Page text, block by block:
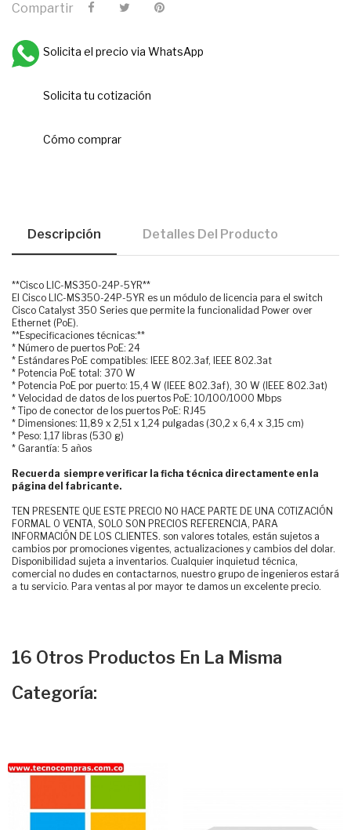
Compartir
Solicita el precio via WhatsApp
Solicita tu cotización
Cómo comprar
Descripción Detalles Del Producto
**Cisco LIC-MS350-24P-5YR**
El Cisco LIC-MS350-24P-5YR es un módulo de licencia para el switch
Cisco Catalyst 350 Series que permite la funcionalidad Power over
Ethernet (PoE).
**Especificaciones técnicas:**
* Número de puertos PoE: 24
* Estándares PoE compatibles: IEEE 802.3af, IEEE 802.3at
* Potencia PoE total: 370 W
* Potencia PoE por puerto: 15,4 W (IEEE 802.3af), 30 W (IEEE 802.3at)
* Velocidad de datos de los puertos PoE: 10/100/1000 Mbps
* Tipo de conector de los puertos PoE: RJ45
* Dimensiones: 11,89 x 2,51 x 1,24 pulgadas (30,2 x 6,4 x 3,15 cm)
* Peso: 1,17 libras (530 g)
* Garantía: 5 años
Recuerda siempre verificar la ficha técnica directamente en la
página del fabricante.
TEN PRESENTE QUE ESTE PRECIO NO HACE PARTE DE UNA COTIZACIÓN
FORMAL O VENTA, SOLO SON PRECIOS REFERENCIA, PARA
INFORMACIÓN DE LOS CLIENTES. son valores totales, están sujetos a
cambios por promociones vigentes, actualizaciones y cambios del dolar.
Disponibilidad sujeta a inventarios. Cualquier inquietud técnica,
comercial no dudes en contactarnos, nuestro grupo de ingenieros estará
a tu servicio. Para ventas al por mayor te damos un excelente precio.
16 Otros Productos En La Misma
Categoría: